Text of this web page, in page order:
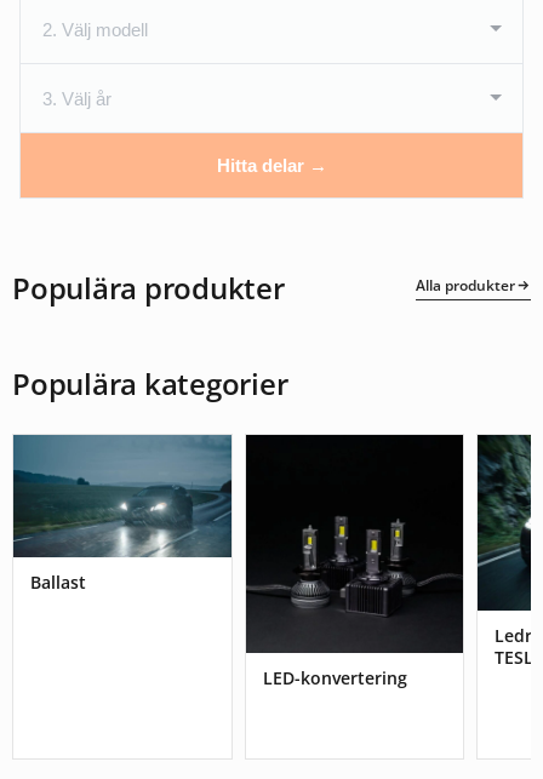
Hitta delar →
Populära produkter Alla produkter
Populära kategorier
Ballast
LED-konvertering